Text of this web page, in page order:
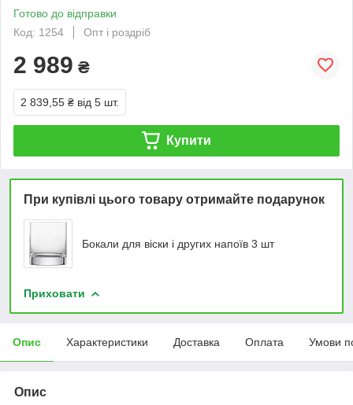
Готово до відправки
Код: 1254
Опт і роздріб
2 989 ₴
2 839,55 ₴ від 5 шт.
Купити
При купівлі цього товару отримайте подарунок
Бокали для віски і других напоїв 3 шт
Приховати
Опис Характеристики Доставка Оплата Умови
Опис